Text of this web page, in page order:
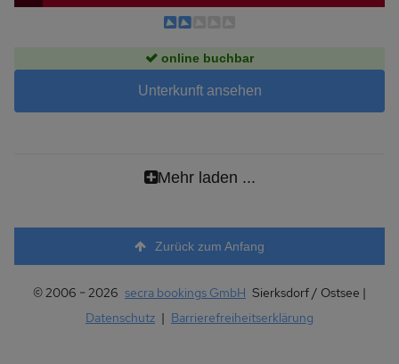
online buchbar
Unterkunft ansehen
Mehr laden ...
Zurück zum Anfang
© 2006 − 2026 secra bookings GmbH Sierksdorf / Ostsee |
Datenschutz | Barrierefreiheitserklärung